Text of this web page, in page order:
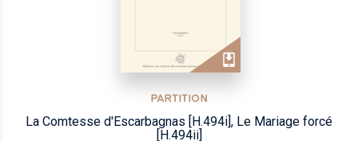
PARTITION
La Comtesse d'Escarbagnas [H.494i], Le Mariage forcé
[H.494ii]